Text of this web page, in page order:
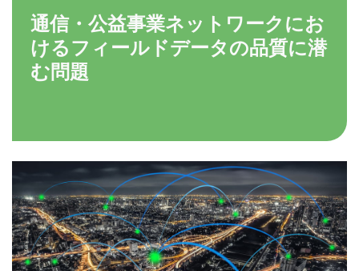
通信・公益事業ネットワークにお
けるフィールドデータの品質に潜
む問題